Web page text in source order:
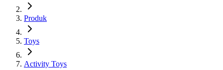
Produk
Toys
Activity Toys